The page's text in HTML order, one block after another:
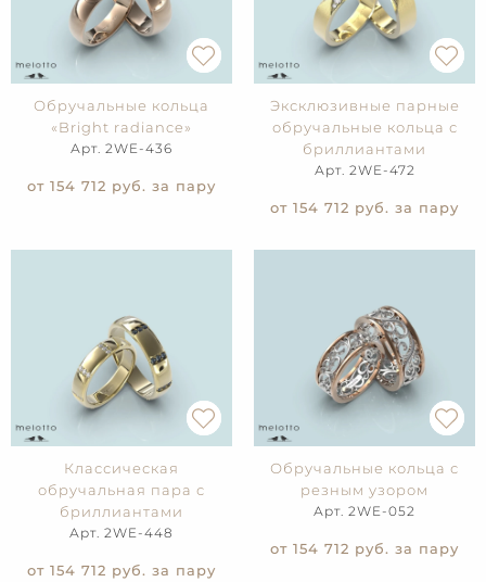
Обручальные кольца
«Bright radiance»
Арт. 2WE-436
от 154 712 руб. за пару
Эксклюзивные парные
обручальные кольца с
бриллиантами
Арт. 2WE-472
от 154 712 руб. за пару
Классическая
обручальная пара с
бриллиантами
Арт. 2WE-448
от 154 712 руб. за пару
Обручальные кольца с
резным узором
Арт. 2WE-052
от 154 712 руб. за пару